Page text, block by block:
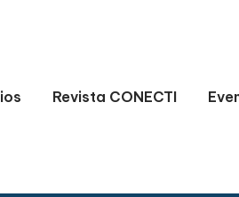
Revista CONECTI